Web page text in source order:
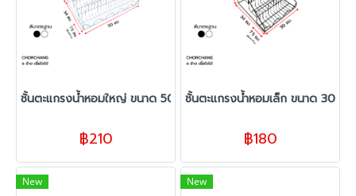
ชั้นตะแกรงน้ำหอมใหญ่ ขนาด 50 x 34 x 28 cm.
฿210
ชั้นตะแกรงน้ำหอมเล็ก ขนาด 30 x
฿180
New New